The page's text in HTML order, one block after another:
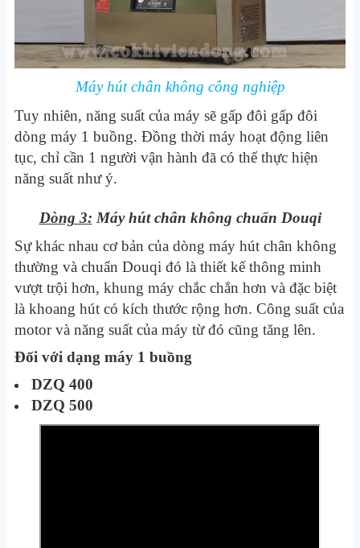
Máy hút chân không công nghiệp
Tuy nhiên, năng suất của máy sẽ gấp đôi gấp đôi
dòng máy 1 buồng. Đồng thời máy hoạt động liên
tục, chỉ cần 1 người vận hành đã có thể thực hiện
năng suất như ý.
Dòng 3: Máy hút chân không chuẩn Douqi
Sự khác nhau cơ bản của dòng máy hút chân không
thường và chuẩn Douqi đó là thiết kế thông minh
vượt trội hơn, khung máy chắc chắn hơn và đặc biệt
là khoang hút có kích thước rộng hơn. Công suất của
motor và năng suất của máy từ đó cũng tăng lên.
Đối với dạng máy 1 buồng
DZQ 400
DZQ 500